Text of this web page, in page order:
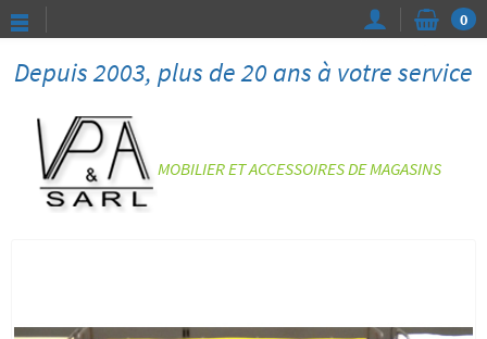
Depuis 2003, plus de 20 ans à votre service
0
MOBILIER ET ACCESSOIRES DE MAGASINS